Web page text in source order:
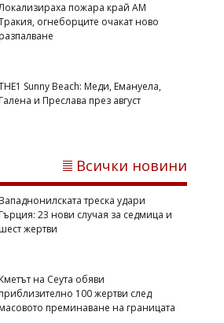
КИРЯКОВ
пратки с плодове и
от Турция и Северна
пожара край АМ
огнеборците очакат ново
разпалване
Sunny Beach: Меди, Емануела,
Галена и Преслава през август
Всички новини
Западнонилската треска удари
Гърция: 23 нови случая за седмица и
шест жертви
Кметът на Сеута обяви
приблизително 100 жертви след
масовото преминаване на границата